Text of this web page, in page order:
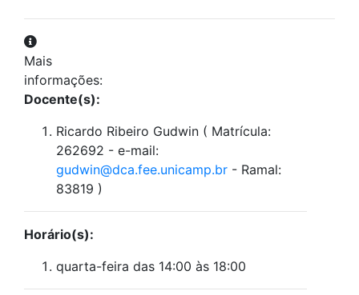
Mais
informações:
Docente(s):
Ricardo Ribeiro Gudwin ( Matrícula:
262692 - e-mail:
gudwin@dca.fee.unicamp.br - Ramal:
83819 )
Horário(s):
quarta-feira das 14:00 às 18:00